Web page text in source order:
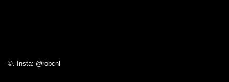
©. Insta: @robcnl